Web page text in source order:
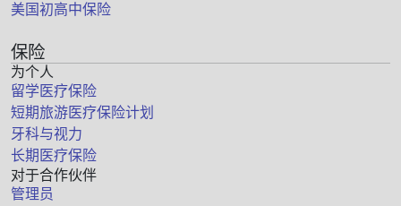
美国初高中保险
保险
为个人
留学医疗保险
短期旅游医疗保险计划
牙科与视力
长期医疗保险
对于合作伙伴
管理员